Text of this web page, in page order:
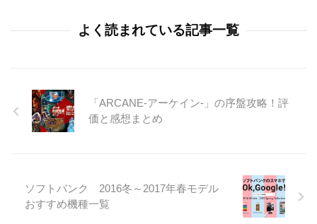
よく読まれている記事一覧
「ARCANE-アーケイン-」の序盤攻略！評
価と感想まとめ
ソフトバンク 2016冬～2017年春モデル
おすすめ機種一覧